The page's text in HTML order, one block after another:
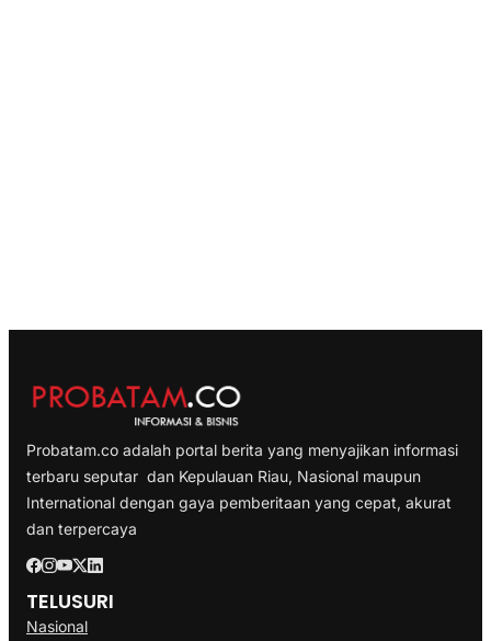
Probatam.co adalah portal berita yang menyajikan informasi
terbaru seputar dan Kepulauan Riau, Nasional maupun
International dengan gaya pemberitaan yang cepat, akurat
dan terpercaya
TELUSURI
Nasional